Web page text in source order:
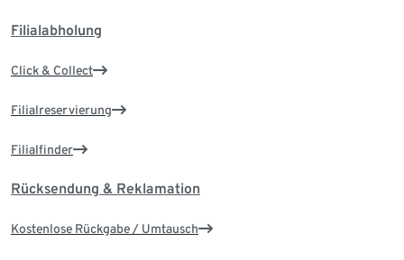
Filialabholung
Click & Collect
Filialreservierung
Filialfinder
Rücksendung & Reklamation
Kostenlose Rückgabe / Umtausch